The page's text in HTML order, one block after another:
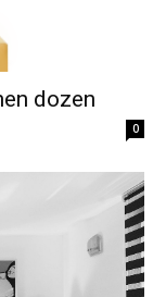
dozen
0